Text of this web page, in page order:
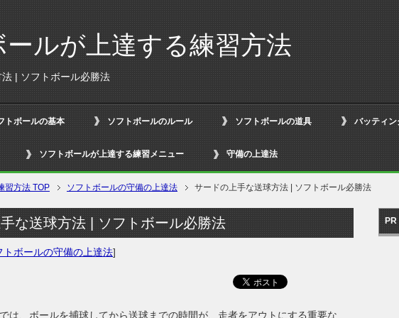
ールが上達する練習方法
| ソフトボール必勝法
トボールの基本 ソフトボールのルール ソフトボールの道具 バッティ
ソフトボールが上達する練習メニュー 守備の上達法
習方法 TOP ソフトボールの守備の上達法 サードの上手な送球方法 | ソフトボール必勝法
な送球方法 | ソフトボール必勝法
トボールの守備の上達法]
は、ボールを捕球してから送球までの時間が、走者をアウトにする重要な
PR